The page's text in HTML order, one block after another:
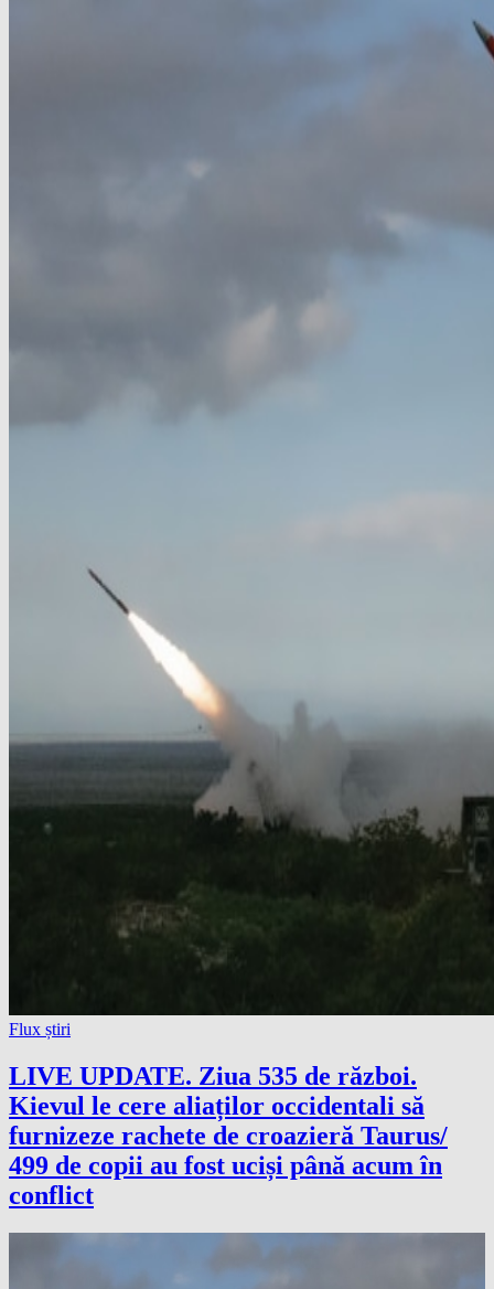
Flux știri
LIVE UPDATE. Ziua 535 de război.
Kievul le cere aliaților occidentali să
furnizeze rachete de croazieră Taurus/
499 de copii au fost uciși până acum în
conflict